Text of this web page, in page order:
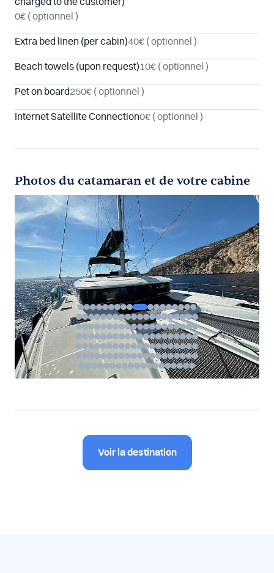
0€ ( optionnel )
Extra bed linen (per cabin)40€ ( optionnel )
Beach towels (upon request)10€ ( optionnel )
Pet on board250€ ( optionnel )
Internet Satellite Connection0€ ( optionnel )
Photos du catamaran et de votre cabine
Voir la destination